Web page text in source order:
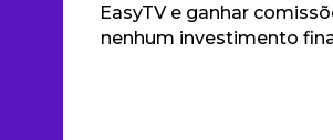
EasyTV e ganhar
nenhum investimento